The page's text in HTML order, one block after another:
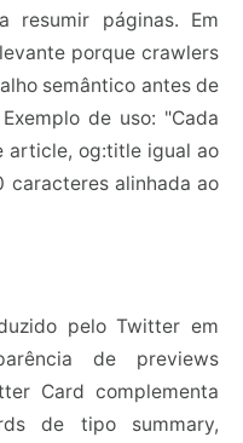
resumir páginas. Em
porque crawlers
semântico antes de
de uso: "Cada
article, og:title igual ao
caracteres alinhada ao
pelo Twitter em
de previews
Card complementa
de tipo summary,